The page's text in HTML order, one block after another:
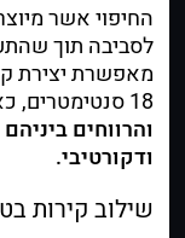
החיפוי אשר
לסביבה תוך
18 סנטימטרים, כאשר
והרווחים
ודקורטיבי.
שילוב קירות